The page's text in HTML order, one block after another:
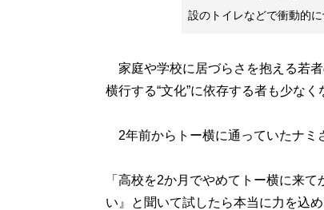
設のトイレなどで衝動的
家庭や学校に居づらさを抱える若
横行する“文化”に依存する者も少なく
2年前からトー横に通っていたナミ
「高校を2か月でやめてトー横に来
い』と聞いて試したら本当に力を込